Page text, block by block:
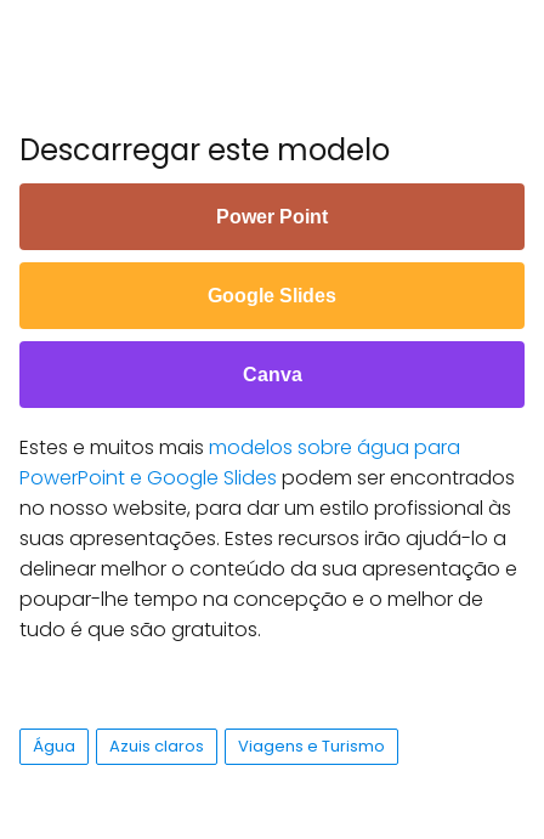
Descarregar este modelo
Power Point
Google Slides
Canva
Estes e muitos mais modelos sobre água para
PowerPoint e Google Slides podem ser encontrados
no nosso website, para dar um estilo profissional às
suas apresentações. Estes recursos irão ajudá-lo a
delinear melhor o conteúdo da sua apresentação e
poupar-lhe tempo na concepção e o melhor de
tudo é que são gratuitos.
Água Azuis claros Viagens e Turismo